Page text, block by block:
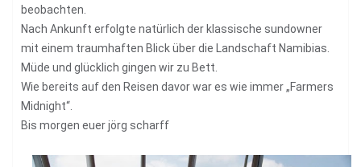
beobachten.
Nach Ankunft erfolgte natürlich der klassische sundowner
mit einem traumhaften Blick über die Landschaft Namibias.
Müde und glücklich gingen wir zu Bett.
Wie bereits auf den Reisen davor war es wie immer „Farmers
Midnight“.
Bis morgen euer jörg scharff